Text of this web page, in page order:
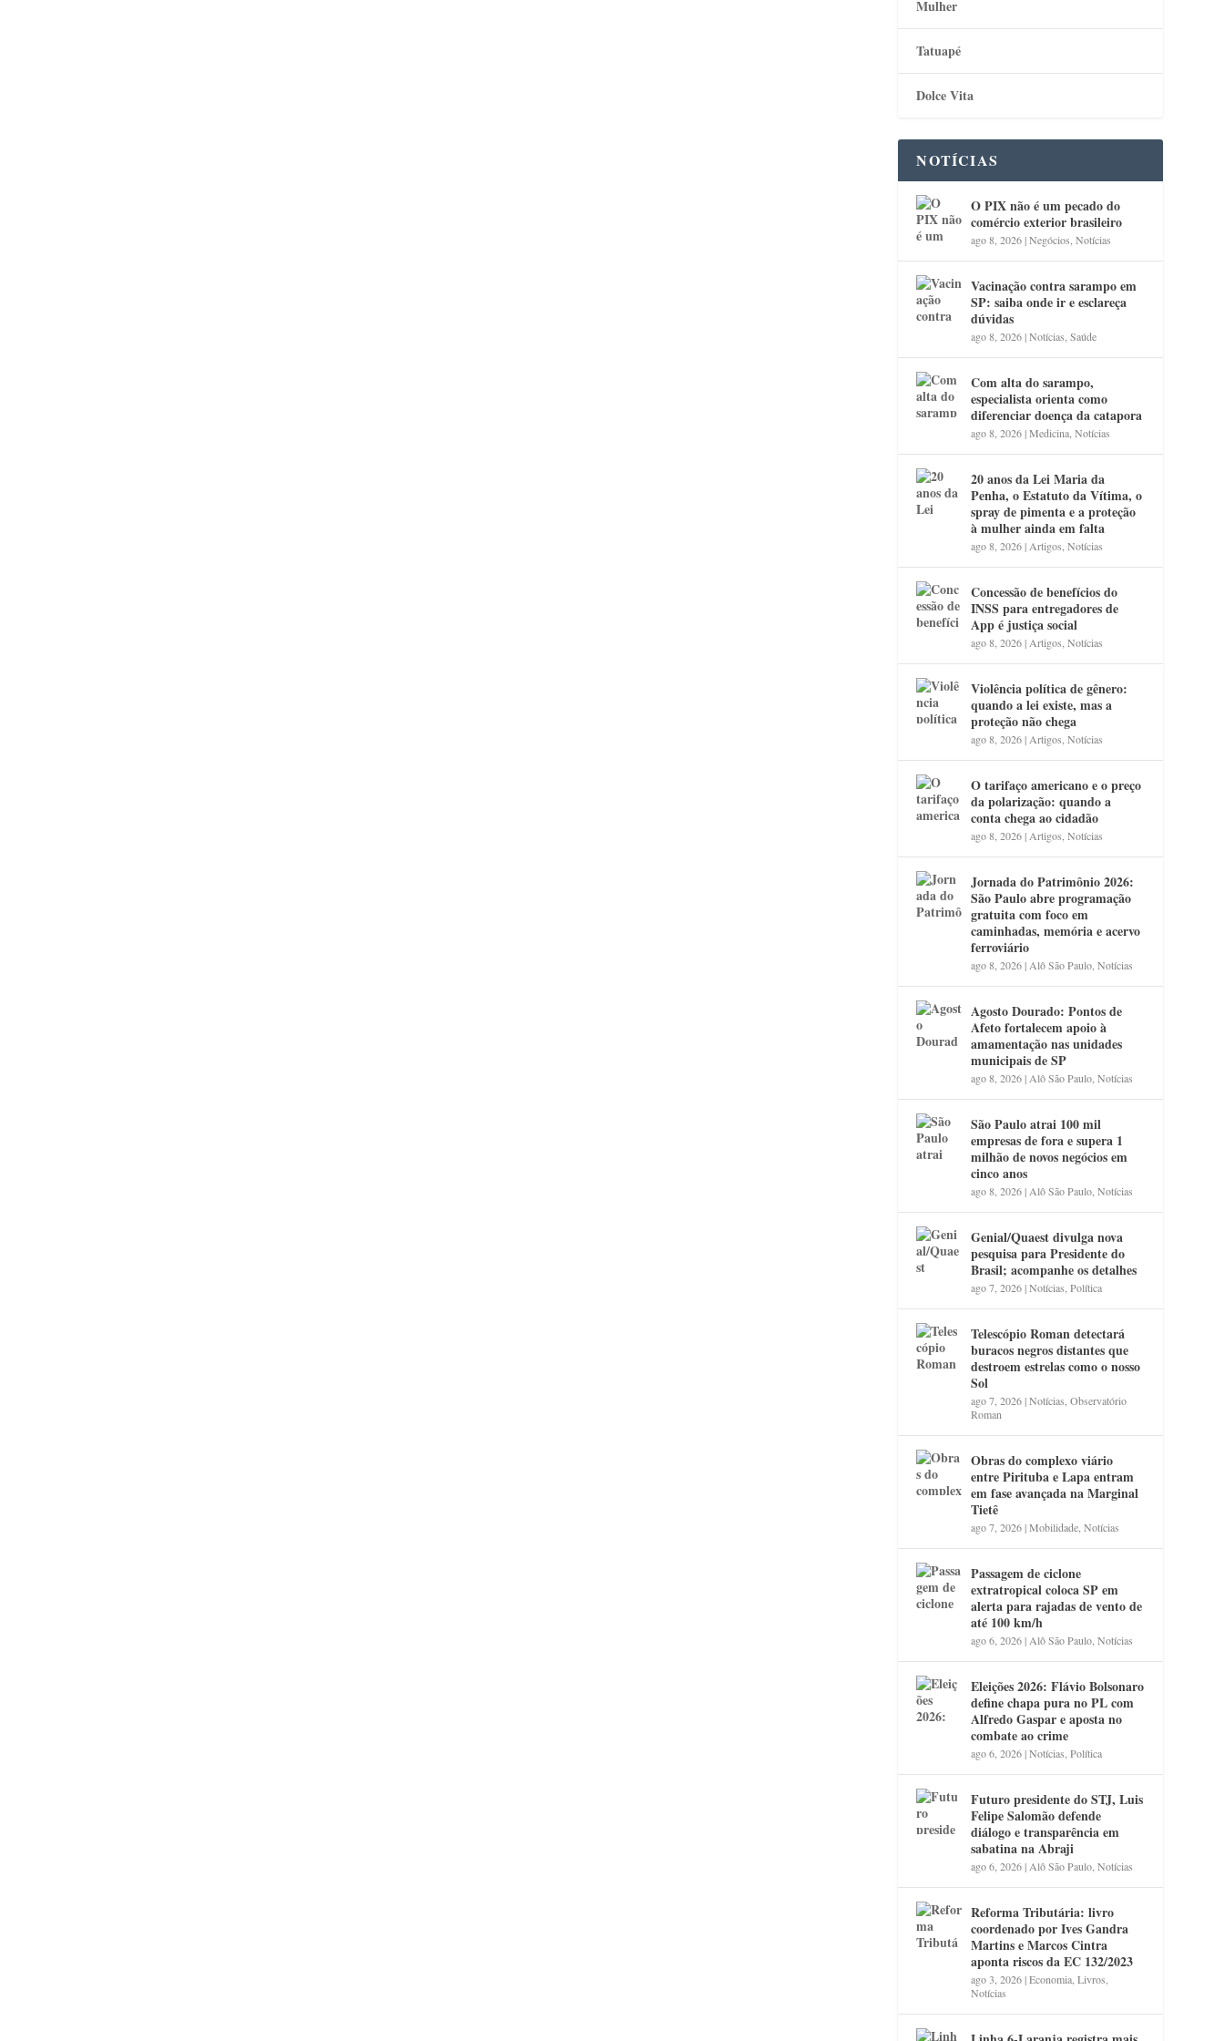
Mulher
Tatuapé
Dolce Vita
NOTÍCIAS
O PIX não é um pecado do
comércio exterior brasileiro
ago 8, 2026|Negócios ,Notícias
Vacinação contra sarampo em
SP: saiba onde ir e esclareça
dúvidas
ago 8, 2026|Notícias ,Saúde
Com alta do sarampo,
especialista orienta como
diferenciar doença da catapora
ago 8, 2026|Medicina ,Notícias
20 anos da Lei Maria da
Penha, o Estatuto da Vítima, o
spray de pimenta e a proteção
à mulher ainda em falta
ago 8, 2026| Artigos ,Notícias
Concessão de benefícios do
INSS para entregadores de
App é justiça social
ago 8, 2026| Artigos ,Notícias
Violência política de gênero:
quando a lei existe, mas a
proteção não chega
ago 8, 2026| Artigos ,Notícias
O tarifaço americano e o preço
da polarização: quando a
conta chega ao cidadão
ago 8, 2026| Artigos ,Notícias
Jornada do Patrimônio 2026:
São Paulo abre programação
gratuita com foco em
caminhadas, memória e acervo
ferroviário
ago 8, 2026| Alô São Paulo ,Notícias
Agosto Dourado: Pontos de
Afeto fortalecem apoio à
amamentação nas unidades
municipais de SP
ago 8, 2026| Alô São Paulo ,Notícias
São Paulo atrai 100 mil
empresas de fora e supera 1
milhão de novos negócios em
cinco anos
ago 8, 2026| Alô São Paulo ,Notícias
Genial/Quaest divulga nova
pesquisa para Presidente do
Brasil; acompanhe os detalhes
ago 7, 2026|Notícias ,Política
Telescópio Roman detectará
buracos negros distantes que
destroem estrelas como o nosso
Sol
ago 7, 2026|Notícias ,Observatório
Roman
Obras do complexo viário
entre Pirituba e Lapa entram
em fase avançada na Marginal
Tietê
ago 7, 2026|Mobilidade ,Notícias
Passagem de ciclone
extratropical coloca SP em
alerta para rajadas de vento de
até 100 km/h
ago 6, 2026| Alô São Paulo ,Notícias
Eleições 2026: Flávio Bolsonaro
define chapa pura no PL com
Alfredo Gaspar e aposta no
combate ao crime
ago 6, 2026|Notícias ,Política
Futuro presidente do STJ, Luis
Felipe Salomão defende
diálogo e transparência em
sabatina na Abraji
ago 6, 2026| Alô São Paulo ,Notícias
Reforma Tributária: livro
coordenado por Ives Gandra
Martins e Marcos Cintra
aponta riscos da EC 132/2023
ago 3, 2026|Economia ,Livros
Notícias